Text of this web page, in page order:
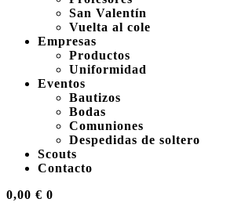
San Valentín
Vuelta al cole
Empresas
Productos
Uniformidad
Eventos
Bautizos
Bodas
Comuniones
Despedidas de soltero
Scouts
Contacto
0,00 € 0